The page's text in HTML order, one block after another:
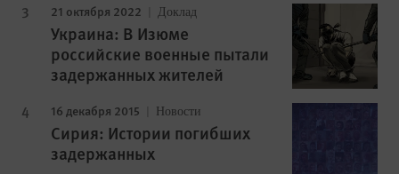
21 октября 2022 Доклад
Украина: В Изюме
российские военные пытали
задержанных жителей
16 декабря 2015 Новости
Сирия: Истории погибших
задержанных